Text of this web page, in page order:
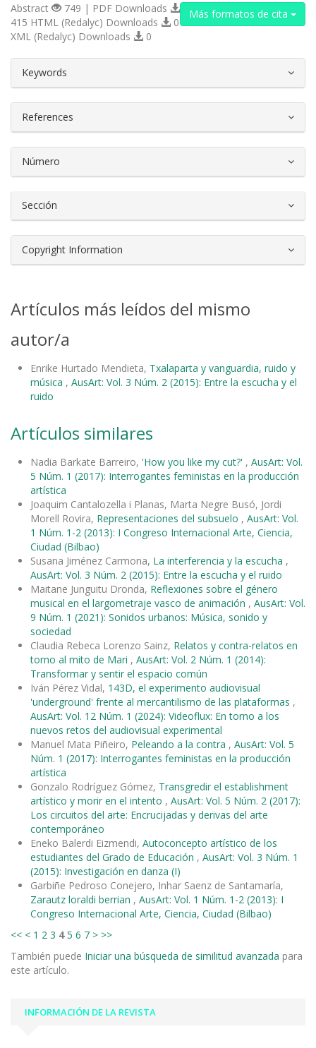
Más formatos de cita
Abstract
749 | PDF Downloads
415 HTML (Redalyc) Downloads
0
XML (Redalyc) Downloads
0
Keywords
References
Número
Sección
Copyright Information
Artículos más leídos del mismo
autor/a
Enrike Hurtado Mendieta, Txalaparta y vanguardia, ruido y
música , AusArt: Vol. 3 Núm. 2 (2015): Entre la escucha y el
ruido
Artículos similares
Nadia Barkate Barreiro, 'How you like my cut?' , AusArt: Vol.
5 Núm. 1 (2017): Interrogantes feministas en la producción
artística
Joaquim Cantalozella i Planas, Marta Negre Busó, Jordi
Morell Rovira, Representaciones del subsuelo , AusArt: Vol.
1 Núm. 1-2 (2013): I Congreso Internacional Arte, Ciencia,
Ciudad (Bilbao)
Susana Jiménez Carmona, La interferencia y la escucha ,
AusArt: Vol. 3 Núm. 2 (2015): Entre la escucha y el ruido
Maitane Junguitu Dronda, Reflexiones sobre el género
musical en el largometraje vasco de animación , AusArt: Vol.
9 Núm. 1 (2021): Sonidos urbanos: Música, sonido y
sociedad
Claudia Rebeca Lorenzo Sainz, Relatos y contra-relatos en
torno al mito de Mari , AusArt: Vol. 2 Núm. 1 (2014):
Transformar y sentir el espacio común
Iván Pérez Vidal, 143D, el experimento audiovisual
'underground' frente al mercantilismo de las plataformas ,
AusArt: Vol. 12 Núm. 1 (2024): Videoflux: En torno a los
nuevos retos del audiovisual experimental
Manuel Mata Piñeiro, Peleando a la contra , AusArt: Vol. 5
Núm. 1 (2017): Interrogantes feministas en la producción
artística
Gonzalo Rodríguez Gómez, Transgredir el establishment
artístico y morir en el intento , AusArt: Vol. 5 Núm. 2 (2017):
Los circuitos del arte: Encrucijadas y derivas del arte
contemporáneo
Eneko Balerdi Eizmendi, Autoconcepto artístico de los
estudiantes del Grado de Educación , AusArt: Vol. 3 Núm. 1
(2015): Investigación en danza (I)
Garbiñe Pedroso Conejero, Inhar Saenz de Santamaría,
Zarautz loraldi berrian , AusArt: Vol. 1 Núm. 1-2 (2013): I
Congreso Internacional Arte, Ciencia, Ciudad (Bilbao)
<< < 1 2 3 4 5 6 7 > >>
También puede Iniciar una búsqueda de similitud avanzada para
este artículo.
INFORMACIÓN DE LA REVISTA